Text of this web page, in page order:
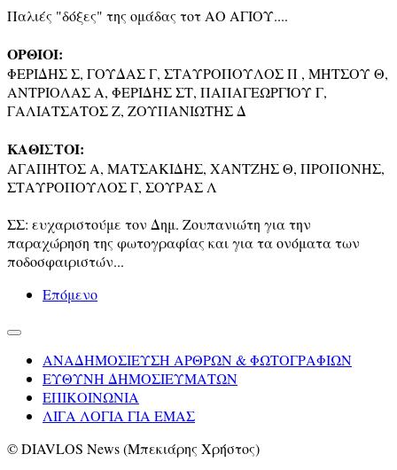
Παλιές "δόξες" της ομάδας τοτ ΑΟ ΑΓΙΟΥ....
ΟΡΘΙΟΙ:
ΦΕΡΙΔΗΣ Σ, ΓΟΥΔΑΣ Γ, ΣΤΑΥΡΟΠΟΥΛΟΣ Π , ΜΗΤΣΟΥ Θ,
ΑΝΤΡΙΟΛΑΣ Α, ΦΕΡΙΔΗΣ ΣΤ, ΠΑΠΑΓΕΩΡΓΊΟΥ Γ,
ΓΑΛΙΑΤΣΑΤΟΣ Ζ, ΖΟΥΠΑΝΙΩΤΗΣ Δ
ΚΑΘΙΣΤΟΙ:
ΑΓΑΠΗΤΟΣ Α, ΜΑΤΣΑΚΙΔΗΣ, ΧΑΝΤΖΗΣ Θ, ΠΡΟΠΟΝΗΣ,
ΣΤΑΥΡΟΠΟΥΛΟΣ Γ, ΣΟΥΡΑΣ Λ
ΣΣ: ευχαριστούμε τον Δημ. Ζουπανιώτη για την
παραχώρηση της φωτογραφίας και για τα ονόματα των
ποδοσφαιριστών...
Επόμενο
ΑΝΑΔΗΜΟΣΙΕΥΣΗ ΑΡΘΡΩΝ & ΦΩΤΟΓΡΑΦΙΩΝ
ΕΥΘΥΝΗ ΔΗΜΟΣΙΕΥΜΑΤΩΝ
ΕΠΙΚΟΙΝΩΝΙΑ
ΛΙΓΑ ΛΟΓΙΑ ΓΙΑ ΕΜΑΣ
© DIAVLOS News (Μπεκιάρης Χρήστος)